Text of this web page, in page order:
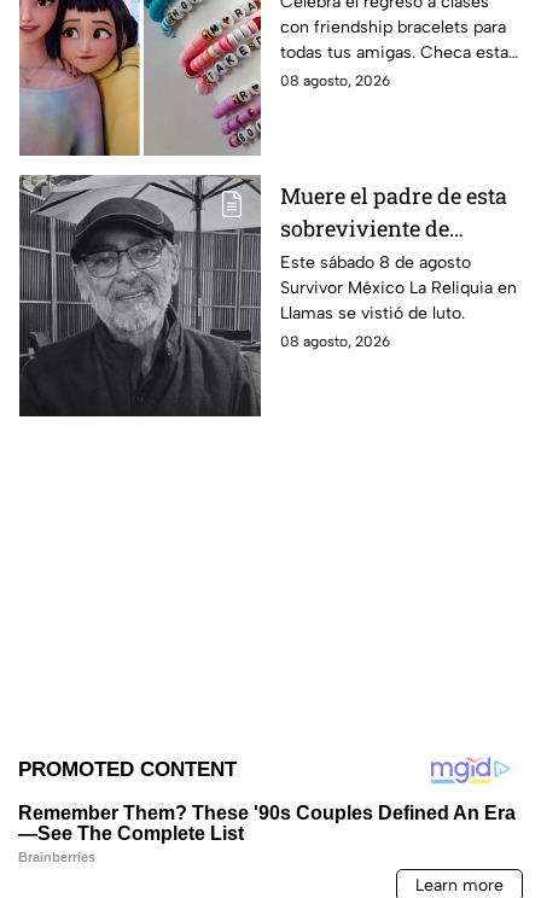
intercambiar con tus
mejores amigas este
regreso a clases
con friendship bracelets para
todas tus amigas. Checa estas
4 ideas inspiradas en Kpop
08 agosto, 2026
Muere el padre de esta
sobreviviente de
Survivor México La
Reliquia en Llamas
Este sábado 8 de agosto
Survivor México La Reliquia en
Llamas se vistió de luto.
08 agosto, 2026